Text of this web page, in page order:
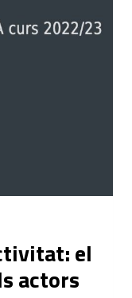
el
actors